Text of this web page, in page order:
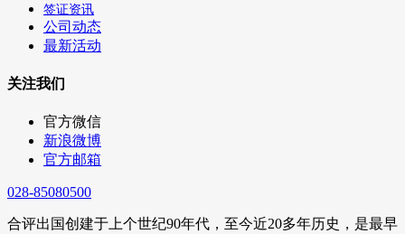
签证资讯
公司动态
最新活动
关注我们
官方微信
新浪微博
官方邮箱
028-85080500
合评出国创建于上个世纪90年代，至今近20多年历史，是最早